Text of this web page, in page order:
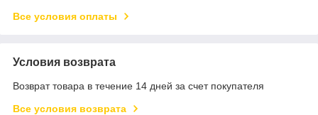
Все условия оплаты
Условия возврата
Возврат товара в течение 14 дней за счет покупателя
Все условия возврата